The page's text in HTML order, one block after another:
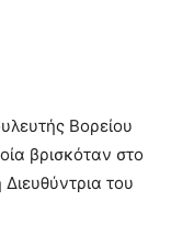
Βορείου
βρισκόταν στο
του